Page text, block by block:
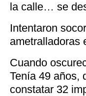
la calle… se
Intentaron
ametralladoras
Cuando
Tenía 49 años,
constatar 32